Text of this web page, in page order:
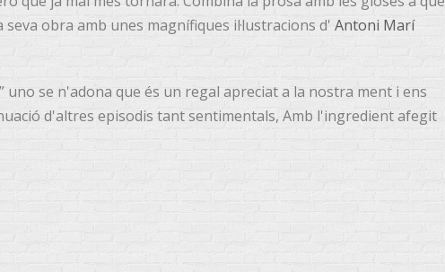
obra amb unes magnífiques il·lustracions d' Antoni Marí
uno se n'adona que és un regal apreciat a la nostra ment i ens
d'altres episodis tant sentimentals, Amb l'ingredient afegit